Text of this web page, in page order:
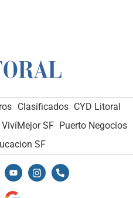
Clasificados CYD Litoral
VivíMejor SF Puerto Negocios
SF